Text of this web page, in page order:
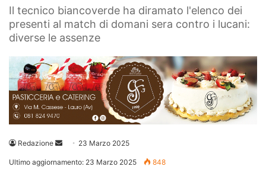
Il tecnico biancoverde ha diramato l'elenco dei
presenti al match di domani sera contro i lucani:
diverse le assenze
Redazione
Invia 23 Marzo 2025
Ultimo aggiornamento: 23 Marzo 2025 848